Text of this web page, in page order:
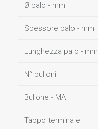
Ø palo - mm
Spessore palo - mm
Lunghezza palo - mm
N° bulloni
Bullone - MA
Tappo terminale